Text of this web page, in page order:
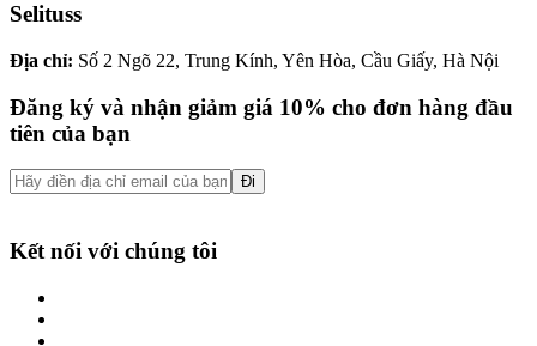
Selituss
Địa chỉ: Số 2 Ngõ 22, Trung Kính, Yên Hòa, Cầu Giấy, Hà Nội
Đăng ký và nhận giảm giá 10% cho đơn hàng đầu
tiên của bạn
Đi
Kết nối với chúng tôi